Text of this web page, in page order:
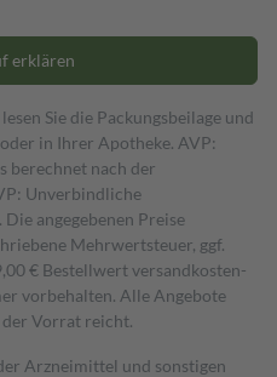
erklären
Sie die Packungsbeilage und
in Ihrer Apotheke. AVP:
berechnet nach der
Unverbindliche
angegebenen Preise
Mehrwertsteuer, ggf.
€ Bestell­wert versand­kosten­
vorbehalten. Alle Angebote
der Vorrat reicht.
Arzneimittel und sonstigen